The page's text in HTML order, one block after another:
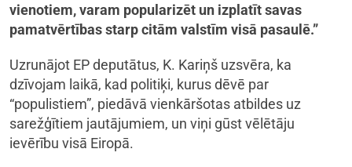
vienotiem, varam popularizēt un izplatīt savas
pamatvērtības starp citām valstīm visā pasaulē.”
Uzrunājot EP deputātus, K. Kariņš uzsvēra, ka
dzīvojam laikā, kad politiķi, kurus dēvē par
“populistiem”, piedāvā vienkāršotas atbildes uz
sarežģītiem jautājumiem, un viņi gūst vēlētāju
ievērību visā Eiropā.